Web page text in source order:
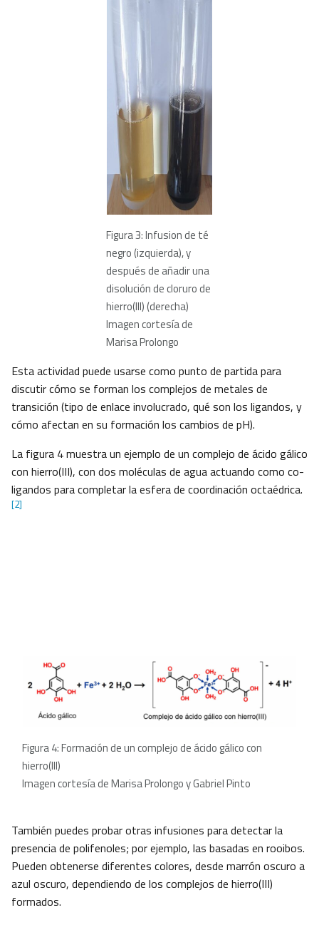
Figura 3: Infusion de té
negro (izquierda), y
después de añadir una
disolución de cloruro de
hierro(III) (derecha)
Imagen cortesía de
Marisa Prolongo
Esta actividad puede usarse como punto de partida para
discutir cómo se forman los complejos de metales de
transición (tipo de enlace involucrado, qué son los ligandos, y
cómo afectan en su formación los cambios de pH).
La figura 4 muestra un ejemplo de un complejo de ácido gálico
con hierro(III), con dos moléculas de agua actuando como co-
ligandos para completar la esfera de coordinación octaédrica.
[2]
Figura 4: Formación de un complejo de ácido gálico con
hierro(III)
Imagen cortesía de Marisa Prolongo y Gabriel Pinto
También puedes probar otras infusiones para detectar la
presencia de polifenoles; por ejemplo, las basadas en rooibos.
Pueden obtenerse diferentes colores, desde marrón oscuro a
azul oscuro, dependiendo de los complejos de hierro(III)
formados.